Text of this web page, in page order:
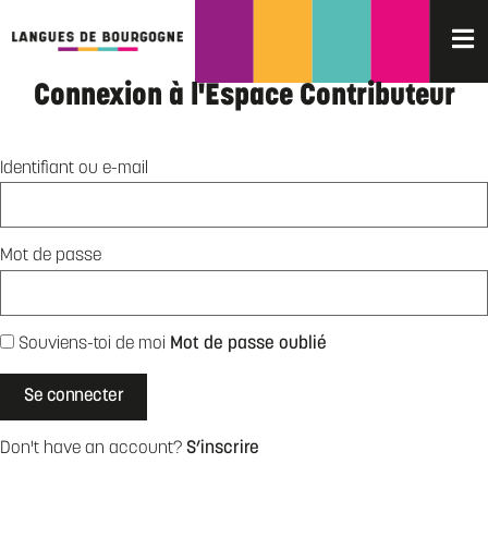
Connexion à l'Espace Contributeur
Identifiant ou e-mail
Mot de passe
Souviens-toi de moi Mot de passe oublié
Don't have an account? S’inscrire